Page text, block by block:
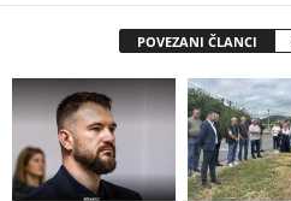
POVEZANI ČLANCI